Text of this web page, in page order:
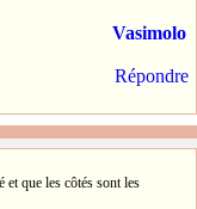
Vasimolo
Répondre
et que les côtés sont les